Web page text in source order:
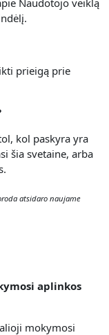
Naudotojo veiklą
prieigą prie
kol paskyra yra
šia svetaine, arba
atsidaro naujame
aplinkos
mokymosi